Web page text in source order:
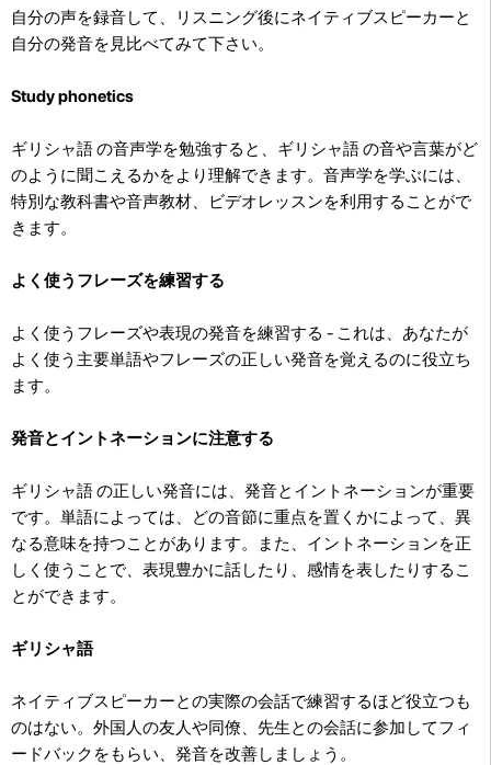
自分の声を録音して、リスニング後にネイティブスピーカーと
自分の発音を見比べてみて下さい。
Study phonetics
ギリシャ語 の音声学を勉強すると、ギリシャ語 の音や言葉がど
のように聞こえるかをより理解できます。音声学を学ぶには、
特別な教科書や音声教材、ビデオレッスンを利用することがで
きます。
よく使うフレーズを練習する
よく使うフレーズや表現の発音を練習する - これは、あなたが
よく使う主要単語やフレーズの正しい発音を覚えるのに役立ち
ます。
発音とイントネーションに注意する
ギリシャ語 の正しい発音には、発音とイントネーションが重要
です。単語によっては、どの音節に重点を置くかによって、異
なる意味を持つことがあります。また、イントネーションを正
しく使うことで、表現豊かに話したり、感情を表したりするこ
とができます。
ギリシャ語
ネイティブスピーカーとの実際の会話で練習するほど役立つも
のはない。外国人の友人や同僚、先生との会話に参加してフィ
ードバックをもらい、発音を改善しましょう。